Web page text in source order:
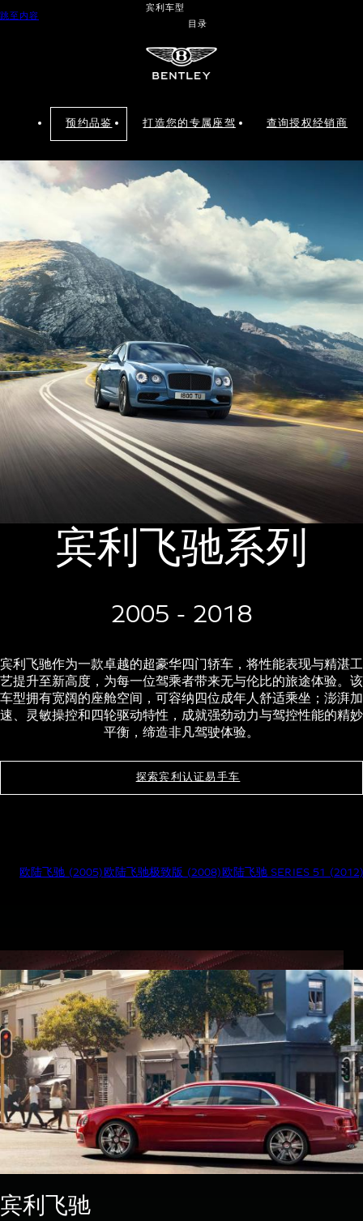
跳至内容
宾利车型
目录
预约品鉴 打造您的专属座驾 查询授权经销商
宾利飞驰系列
2005 - 2018
宾利飞驰作为一款卓越的超豪华四门轿车，将性能表现与精湛工
艺提升至新高度，为每一位驾乘者带来无与伦比的旅途体验。该
车型拥有宽阔的座舱空间，可容纳四位成年人舒适乘坐；澎湃加
速、灵敏操控和四轮驱动特性，成就强劲动力与驾控性能的精妙
平衡，缔造非凡驾驶体验。
探索宾利认证易手车
欧陆飞驰 (2005) 欧陆飞驰极致版 (2008) 欧陆飞驰 SERIES 51
宾利飞驰